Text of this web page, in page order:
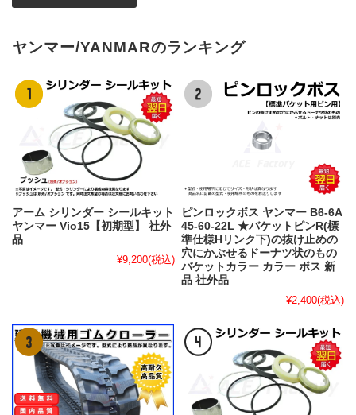
ヤンマー/YANMARのランキング
アーム シリンダー シールキット
ヤンマー Vio15【初期型】 社外
品
¥9,200(税込)
ピンロックボス ヤンマー B6-6A
45-60-22L ★バケットピンR(標
準仕様Hリンク下)の抜け止めの
穴にかぶせるドーナツ状のもの
バケットカラー カラー ボス 新
品 社外品
¥2,400(税込)